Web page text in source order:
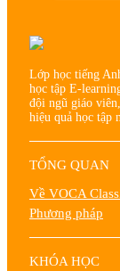
Lớp học tiếng
học tập E-
đội ngũ giáo
hiệu quả học tập
TỔNG QUAN
Về VOCA
Phương pháp
KHÓA HỌC